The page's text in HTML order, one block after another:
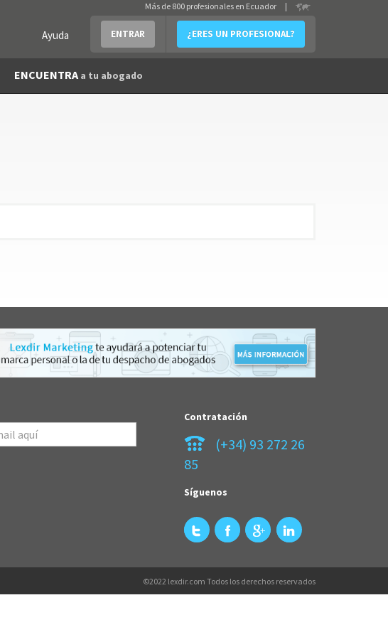
Ayuda ENTRAR ¿ERES UN PROFESIONAL?
Más de 800 profesionales en Ecuador |
ENCUENTRA a tu abogado
Contratación
(+34) 93 272 26
85
Síguenos
©2022 lexdir.com Todos los derechos reservados